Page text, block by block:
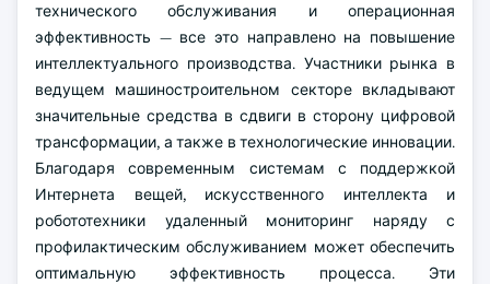
технического обслуживания и операционная
эффективность — все это направлено на повышение
интеллектуального производства. Участники рынка в
ведущем машиностроительном секторе вкладывают
значительные средства в сдвиги в сторону цифровой
трансформации, а также в технологические инновации.
Благодаря современным системам с поддержкой
Интернета вещей, искусственного интеллекта и
робототехники удаленный мониторинг наряду с
профилактическим обслуживанием может обеспечить
оптимальную эффективность процесса. Эти